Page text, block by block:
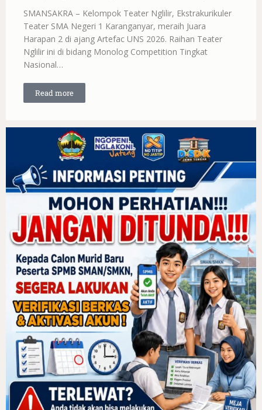
SMANSAKRA – Kelompok Teater Nglilir, Ekstrakurikuler
Teater SMA Negeri 1 Karanganyar, meraih Juara
Harapan 2 di ajang Artefac UNS 2026. Raihan Teater
Nglilir ini di bidang Monolog Competition Tingkat
Nasional…
Read more